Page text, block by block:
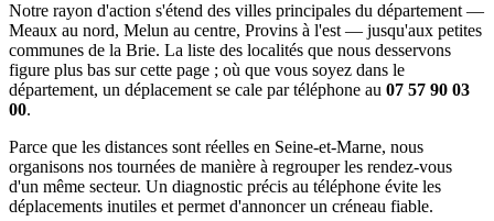
Notre rayon d'action s'étend des villes principales du département —
Meaux au nord, Melun au centre, Provins à l'est — jusqu'aux petites
communes de la Brie. La liste des localités que nous desservons
figure plus bas sur cette page ; où que vous soyez dans le
département, un déplacement se cale par téléphone au 07 57 90 03
00.
Parce que les distances sont réelles en Seine-et-Marne, nous
organisons nos tournées de manière à regrouper les rendez-vous
d'un même secteur. Un diagnostic précis au téléphone évite les
déplacements inutiles et permet d'annoncer un créneau fiable.